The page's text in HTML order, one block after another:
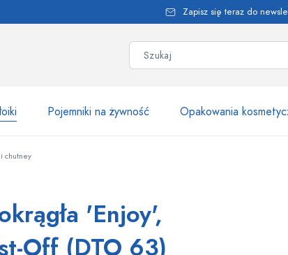
nawigacji Zapisz się teraz do
Pojemniki na żywność Opakowania
Do kategorii Butelki
Butelki według marki
Butelki WECK
i chutney
'Enjoy',
Off (DTO 63)